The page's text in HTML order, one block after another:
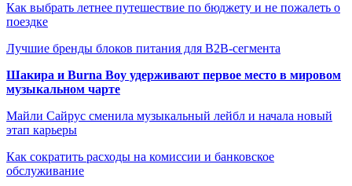
Как выбрать летнее путешествие по бюджету и не пожалеть о
поездке
Лучшие бренды блоков питания для B2B-сегмента
Шакира и Burna Boy удерживают первое место в мировом
музыкальном чарте
Майли Сайрус сменила музыкальный лейбл и начала новый
этап карьеры
Как сократить расходы на комиссии и банковское
обслуживание